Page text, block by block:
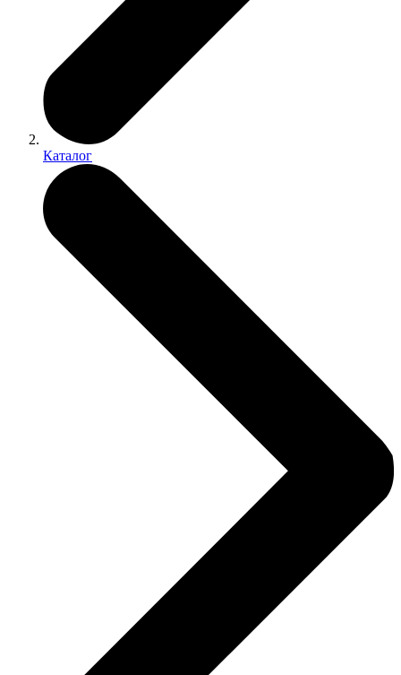
Каталог